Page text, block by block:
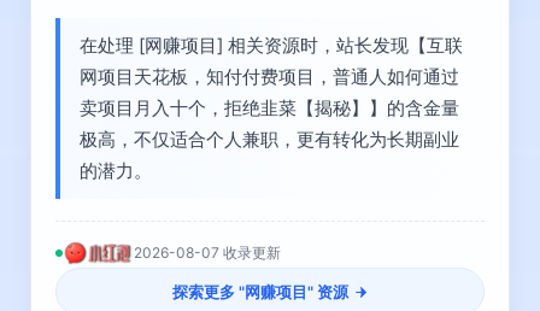
在处理 [网赚项目] 相关资源时，站长发现【互联
网项目天花板，知付付费项目，普通人如何通过
卖项目月入十个，拒绝韭菜【揭秘】】的含金量
极高，不仅适合个人兼职，更有转化为长期副业
的潜力。
2026-08-07 收录更新
探索更多 "网赚项目" 资源